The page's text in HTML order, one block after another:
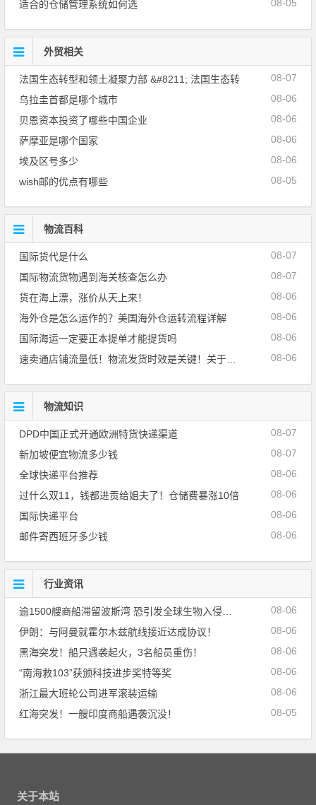
08-05
适合的仓储管理系统如何选
外贸相关
08-07
法国生态转型和领土凝聚力部 &#8211; 法国生态转
08-06
乌拉圭首都是哪个城市
08-06
贝恩资本投资了哪些中国企业
08-06
萨摩亚是哪个国家
08-06
埃及区号多少
08-05
wish邮的优点有哪些
物流百科
08-07
国际货代是什么
08-07
国际物流货物遇到海关核查怎么办
08-06
货在海上漂，涨价从天上来！
08-06
海外仓是怎么运作的？美国海外仓运转流程详解
08-06
国际海运一定要正本提单才能提货吗
08-06
物流知识
08-07
DPD中国正式开通欧洲特货快递渠道
08-07
新加坡便宜物流多少钱
08-06
全球快递平台推荐
08-06
过什么双11，钱都进贡给姐夫了！仓储费暴涨10倍
08-06
国际快递平台
08-06
邮件寄西班牙多少钱
行业资讯
08-06
08-06
伊朗：与阿曼就霍尔木兹航线接近达成协议！
08-06
黑海突发！船只遇袭起火，3名船员重伤！
08-06
“南海救103”获颁科技进步奖特等奖
08-06
浙江最大班轮公司进军滚装运输
08-05
红海突发！一艘印度商船遇袭沉没！
关于本站